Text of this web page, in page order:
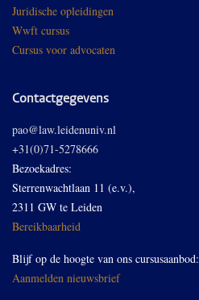
Juridische opleidingen
Wwft cursus
Cursus voor advocaten
Contactgegevens
pao@law.leidenuniv.nl
+31(0)71-5278666
Bezoekadres:
Sterrenwachtlaan 11 (e.v.),
2311 GW te Leiden
Bereikbaarheid
Blijf op de hoogte van ons cursusaanbod:
Aanmelden nieuwsbrief